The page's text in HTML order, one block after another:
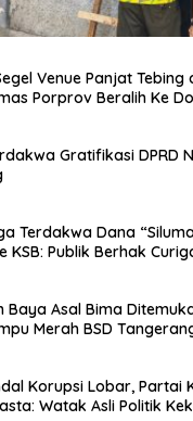
Venue Panjat
Porprov Beralih Ke
Gratifikasi DPRD
Terdakwa Dana
KSB: Publik Berhak
Baya Asal Bima
Merah BSD
Korupsi Lobar, Partai
Watak Asli Politik